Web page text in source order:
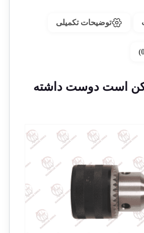
توضیحات تکمیلی
است دوست داشته